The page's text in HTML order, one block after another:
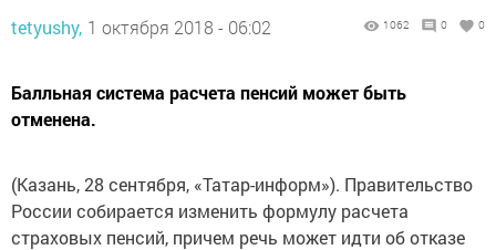
tetyushy, 1 октября 2018 - 06:02 1062 0 0
Балльная система расчета пенсий может быть
отменена.
(Казань, 28 сентября, «Татар-информ»). Правительство
России собирается изменить формулу расчета
страховых пенсий, причем речь может идти об отказе